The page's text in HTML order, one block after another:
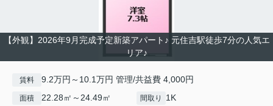
【外観】2026年9月完成予定新築アパート♪ 元住吉駅徒歩7分の人気エ
リア♪
賃料 9.2万円～10.1万円 管理/共益費 4,000円
面積 22.28㎡～24.49㎡ 間取り 1K